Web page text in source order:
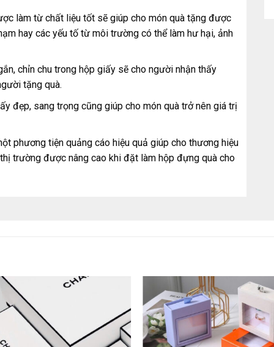
làm từ chất liệu tốt sẽ giúp cho món quà tặng được
hay các yếu tố từ môi trường có thể làm hư hại, ảnh
chỉn chu trong hộp giấy sẽ cho người nhận thấy
tặng quà.
đẹp, sang trọng cũng giúp cho món quà trở nên giá trị
phương tiện quảng cáo hiệu quả giúp cho thương hiệu
trường được nâng cao khi đặt làm hộp đựng quà cho